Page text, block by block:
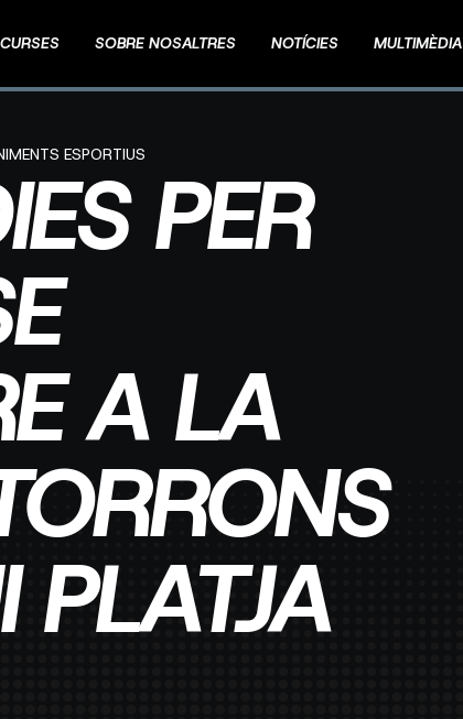
CURSES SOBRE NOSALTRES NOTÍCIES MULTIMÈDIA
ESPORTIUS PER
A LA